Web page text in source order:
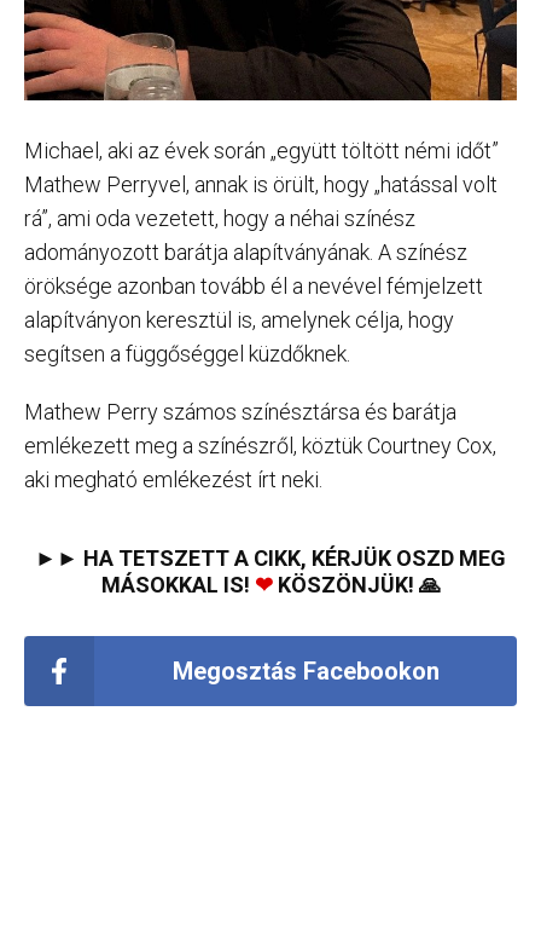
Michael, aki az évek során „együtt töltött némi időt”
Mathew Perryvel, annak is örült, hogy „hatással volt
rá”, ami oda vezetett, hogy a néhai színész
adományozott barátja alapítványának. A színész
öröksége azonban tovább él a nevével fémjelzett
alapítványon keresztül is, amelynek célja, hogy
segítsen a függőséggel küzdőknek.
Mathew Perry számos színésztársa és barátja
emlékezett meg a színészről, köztük Courtney Cox,
aki megható emlékezést írt neki.
►► HA TETSZETT A CIKK, KÉRJÜK OSZD MEG
MÁSOKKAL IS! ❤KÖSZÖNJÜK! 🙏
Megosztás Facebookon